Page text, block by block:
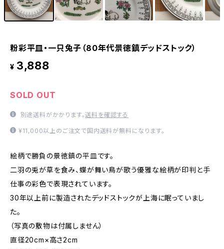
粉彩平皿・一只兔子（80年代景徳鎮デッドストック）
¥ 3,888
SOLD OUT
別途送料がかかります。送料を確認する
¥11,000以上のご注文で国内送料が無料になります。
絵柄で勝負の景徳鎮の平皿です。
二羽の兎が草を食み、蝶が舞い鳥が歌う優雅な絵柄が印判と手
仕事の彩色で表現されています。
30年以上前に製造されたデッドストックが上海に眠っていまし
た。
（写真の敷物は付属しません）
直径20cm×高さ2cm